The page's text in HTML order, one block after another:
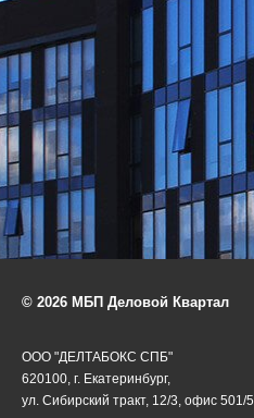
© 2026 МБП Деловой Квартал
ООО "ДЕЛТАБОКС СПБ"
620100, г. Екатеринбург,
ул. Сибирский тракт, 12/3, офис 501/5